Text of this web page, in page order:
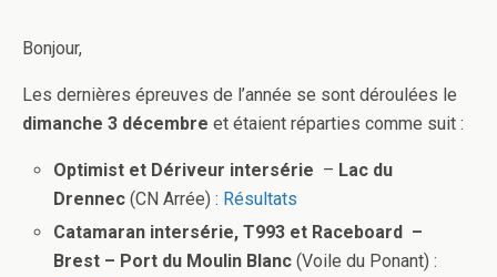
Bonjour,
Les dernières épreuves de l’année se sont déroulées le
dimanche 3 décembre et étaient réparties comme suit :
Optimist et Dériveur intersérie – Lac du
Drennec(CN Arrée) : Résultats
Catamaran intersérie, T993 et Raceboard –
Brest – Port du Moulin Blanc (Voile du Ponant) :